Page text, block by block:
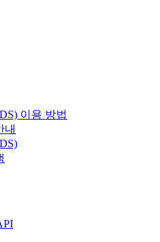
이용 방법
내